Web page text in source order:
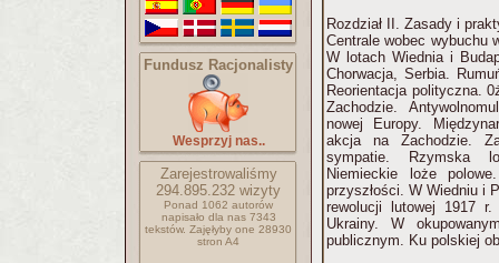
Fundusz Racjonalisty
Wesprzyj nas..
Zarejestrowaliśmy
294.895.232 wizyty
Ponad 1062 autorów
napisało dla nas 7343
tekstów. Zajęłyby one 28930
stron A4
Rozdział II. Zasady i
Centrale wobec wybuchu
W lotach Wiednia i
Chorwacja, Serbia.
Reorientacja polityczna.
Zachodzie.
nowej Europy.
akcja na Zachodzie.
sympatie. Rzymska
Niemieckie loże
przyszłości. W Wiedniu i
rewolucji lutowej 1917 r.
Ukrainy. W
publicznym. Ku polskiej